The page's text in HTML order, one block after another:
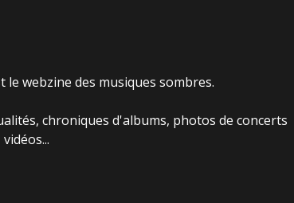
le webzine des musiques sombres.
chroniques d'albums, photos de concerts